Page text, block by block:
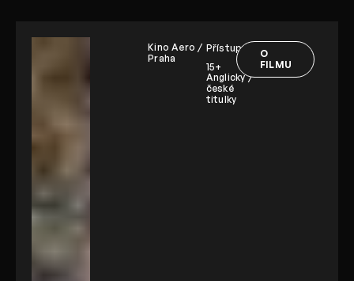
Kino Aero /
Praha
Přístupnost:
15+
Anglicky /
české
titulky
O
FILMU